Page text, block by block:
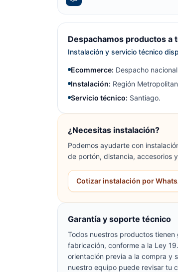
Despachamos productos a
Instalación y servicio técnico
Ecommerce: Despacho
Instalación: Región
Servicio técnico: Santiago.
¿Necesitas instalación?
Podemos ayudarte con
de portón, distancia, accesorios
Cotizar instalación por
Garantía y soporte técnico
Todos nuestros productos
fabricación, conforme a la Ley
orientación previa a la compra y
nuestro equipo puede revisar tu